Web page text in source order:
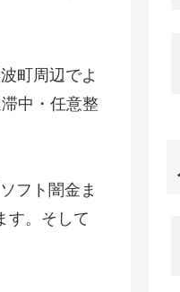
町周辺でよ
中・任意整
フト闇金ま
す。そして